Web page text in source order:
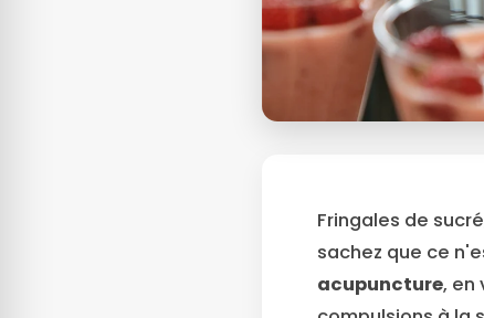
Fringales de
sachez que ce
acupuncture, en